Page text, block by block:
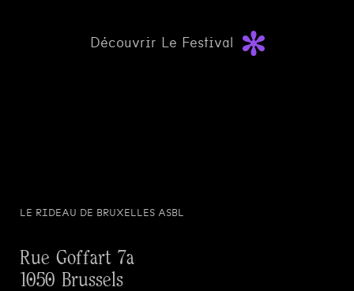
Découvrir Le Festival
LE RIDEAU DE BRUXELLES ASBL
Rue Goffart 7a
1050 Brussels